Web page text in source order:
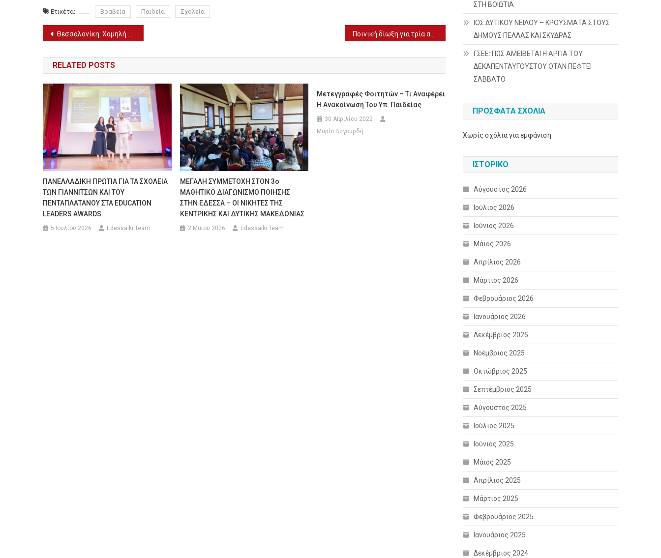
Ετικέτα: Βραβεία Παιδεία Σχολεία
Πλοήγηση
άρθρων
Θεσσαλονίκη: Χαμηλή η ζήτηση των αντιγριπικών εμβολίων Ποινική δίωξη για τρία αδικήματα στον τράπερ Light
RELATED POSTS
ΠΑΝΕΛΛΑΔΙΚΗ ΠΡΩΤΙΑ ΓΙΑ ΤΑ ΣΧΟΛΕΙΑ
ΤΩΝ ΓΙΑΝΝΙΤΣΩΝ ΚΑΙ ΤΟΥ
ΠΕΝΤΑΠΛΑΤΑΝΟΥ ΣΤΑ EDUCATION
LEADERS AWARDS
5 Ιουλίου 2026 Edessaiki Team
ΜΕΓΑΛΗ ΣΥΜΜΕΤΟΧΗ ΣΤΟΝ 3ο
ΜΑΘΗΤΙΚΟ ΔΙΑΓΩΝΙΣΜΟ ΠΟΙΗΣΗΣ
ΣΤΗΝ ΕΔΕΣΣΑ – ΟΙ ΝΙΚΗΤΕΣ ΤΗΣ
ΚΕΝΤΡΙΚΗΣ ΚΑΙ ΔΥΤΙΚΗΣ ΜΑΚΕΔΟΝΙΑΣ
2 Μαΐου 2026 Edessaiki Team
Mετεγγραφές Φοιτητών – Tι Αναφέρει
Η Ανακοίνωση Του Υπ. Παιδείας
30 Απριλίου 2022
Μαρία Βαγουρδή
ΣΤΗ ΒΟΙΩΤΙΑ
ΙΟΣ ΔΥΤΙΚΟΥ ΝΕΙΛΟΥ – ΚΡΟΥΣΜΑΤΑ ΣΤΟΥΣ
ΔΗΜΟΥΣ ΠΕΛΛΑΣ ΚΑΙ ΣΚΥΔΡΑΣ
ΓΣΕΕ: ΠΩΣ ΑΜΕΙΒΕΤΑΙ Η ΑΡΓΙΑ ΤΟΥ
ΔΕΚΑΠΕΝΤΑΥΓΟΥΣΤΟΥ ΟΤΑΝ ΠΕΦΤΕΙ
ΣΑΒΒΑΤΟ
ΠΡΌΣΦΑΤΑ ΣΧΌΛΙΑ
Χωρίς σχόλια για εμφάνιση.
ΙΣΤΟΡΙΚΌ
Αύγουστος 2026
Ιούλιος 2026
Ιούνιος 2026
Μάιος 2026
Απρίλιος 2026
Μάρτιος 2026
Φεβρουάριος 2026
Ιανουάριος 2026
Δεκέμβριος 2025
Νοέμβριος 2025
Οκτώβριος 2025
Σεπτέμβριος 2025
Αύγουστος 2025
Ιούλιος 2025
Ιούνιος 2025
Μάιος 2025
Απρίλιος 2025
Μάρτιος 2025
Φεβρουάριος 2025
Ιανουάριος 2025
Δεκέμβριος 2024